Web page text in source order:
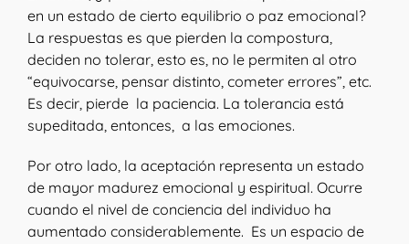
en un estado de cierto equilibrio o paz emocional?
La respuestas es que pierden la compostura,
deciden no tolerar, esto es, no le permiten al otro
“equivocarse, pensar distinto, cometer errores”, etc.
Es decir, pierde la paciencia. La tolerancia está
supeditada, entonces, a las emociones.
Por otro lado, la aceptación representa un estado
de mayor madurez emocional y espiritual. Ocurre
cuando el nivel de conciencia del individuo ha
aumentado considerablemente. Es un espacio de